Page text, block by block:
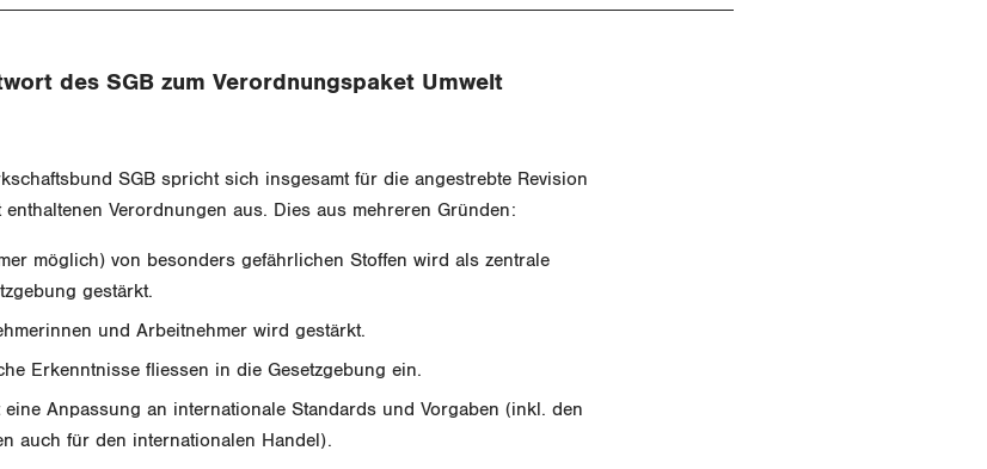
des SGB zum Verordnungspaket Umwelt
SGB spricht sich insgesamt für die angestrebte Revision
Verordnungen aus. Dies aus mehreren Gründen:
möglich) von besonders gefährlichen Stoffen wird als zentrale
gestärkt.
und Arbeitnehmer wird gestärkt.
Erkenntnisse fliessen in die Gesetzgebung ein.
eine Anpassung an internationale Standards und Vorgaben (inkl. den
auch für den internationalen Handel).